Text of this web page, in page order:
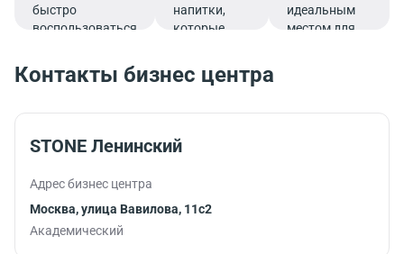
быстро
воспользоваться
напитки,
которые
бодрости и
продуктивно
продолжить
работу.
идеальным
местом для
силы и
Контакты бизнес центра
STONE Ленинский
Адрес бизнес центра
Москва, улица Вавилова, 11с2
Академический